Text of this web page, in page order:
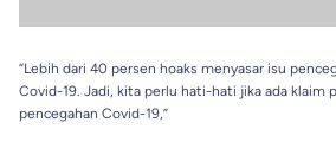
“Lebih dari 40 persen hoaks menyasar isu
Covid-19. Jadi, kita perlu hati-hati jika ada klaim
pencegahan Covid-19,”